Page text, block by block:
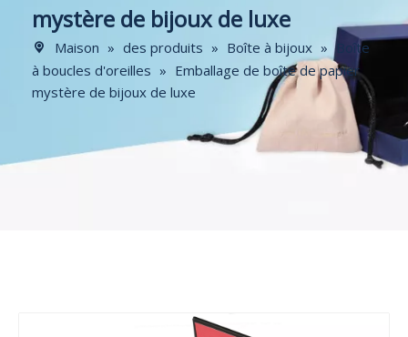
mystère de bijoux de luxe
Maison » des produits » Boîte à bijoux »
Boîte
à boucles d'oreilles » Emballage de boîte de papier
mystère de bijoux de luxe